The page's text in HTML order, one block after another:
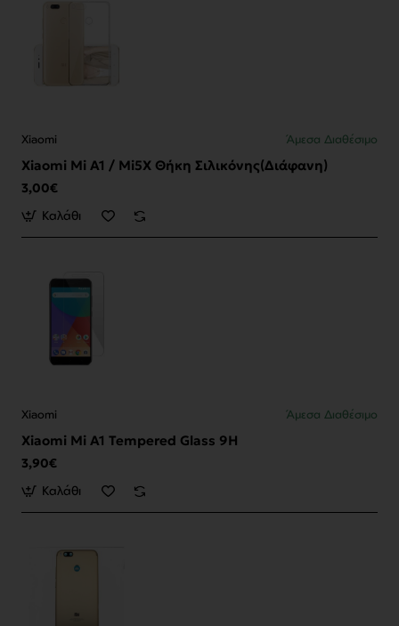
Xiaomi Άμεσα Διαθέσιμο
Xiaomi Mi A1 / Mi5X Θήκη Σιλικόνης(Διάφανη)
3,00€
Καλάθι
Xiaomi Άμεσα Διαθέσιμο
Xiaomi Mi A1 Tempered Glass 9H
3,90€
Καλάθι